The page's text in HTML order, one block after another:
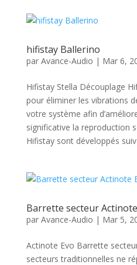
hifistay Ballerino
par Avance-Audio | Mar 6,
Hifistay Stella Découplage
pour éliminer les vibrations
votre système afin
significative la reproduction
Hifistay sont développés
Barrette secteur
par Avance-Audio | Mar 5,
Actinote Evo Barrette
secteurs traditionnelles ne